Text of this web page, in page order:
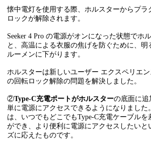
懐中電灯を使用する際、ホルスターからプラ
ロックが解除されます。
Seeker 4 Pro の電源がオンになった状態でホ
と、高温による衣服の焦げを防ぐために、明
ルーメンに下がります。
ホルスターは新しいユーザー エクスペリエ
の回転ロック解除の問題を解決しました。
②Type-C充電ポートがホルスターの底面に追
単に電源にアクセスできるようになりました
は、いつでもどこでもType-C充電ケーブル
ができ、より便利に電源にアクセスしたいと
ズに応えたものです。